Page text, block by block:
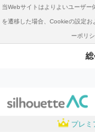
当Webサイトはよりよいユーザ
を遷移した場合、Cookieの設定
ーポリ
プレミ